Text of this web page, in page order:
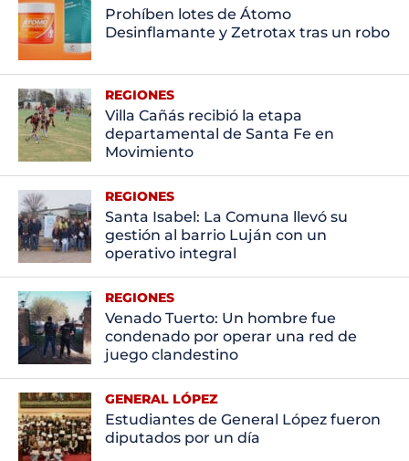
Prohíben lotes de Átomo
Desinflamante y Zetrotax tras un robo
REGIONES
Villa Cañás recibió la etapa
departamental de Santa Fe en
Movimiento
REGIONES
Santa Isabel: La Comuna llevó su
gestión al barrio Luján con un
operativo integral
REGIONES
Venado Tuerto: Un hombre fue
condenado por operar una red de
juego clandestino
GENERAL LÓPEZ
Estudiantes de General López fueron
diputados por un día